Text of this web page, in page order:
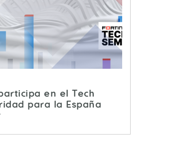
en el Tech
para la España